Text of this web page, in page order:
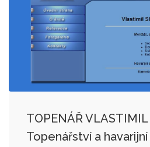
TOPENÁŘ
Topenářství a